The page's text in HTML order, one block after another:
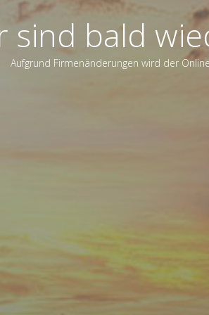
sind bald
Aufgrund Firmenänderungen wird der